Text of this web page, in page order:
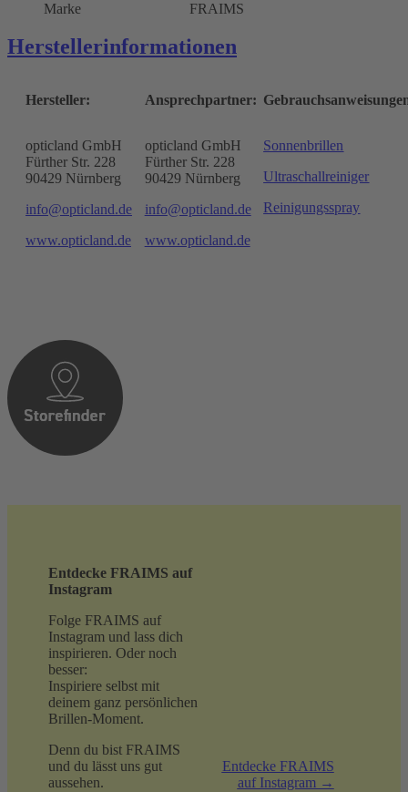
Marke FRAIMS
Herstellerinformationen
Hersteller:
opticland GmbH
Fürther Str. 228
90429 Nürnberg
info@opticland.de
www.opticland.de
Ansprechpartner:
opticland GmbH
Fürther Str. 228
90429 Nürnberg
info@opticland.de
www.opticland.de
Sonnenbrillen
Ultraschallreiniger
Reinigungsspray
Entdecke FRAIMS auf
Instagram
Folge FRAIMS auf
Instagram und lass dich
inspirieren. Oder noch
besser:
Inspiriere selbst mit
deinem ganz persönlichen
Brillen-Moment.
Denn du bist FRAIMS
und du lässt uns gut
aussehen.
Entdecke FRAIMS
auf Instagram →